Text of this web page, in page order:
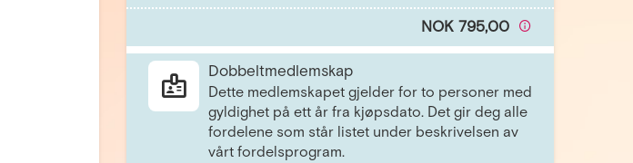
NOK 795,00
Dobbeltmedlemskap
Dette medlemskapet gjelder for to personer med
gyldighet på ett år fra kjøpsdato. Det gir deg alle
fordelene som står listet under beskrivelsen av
vårt fordelsprogram.